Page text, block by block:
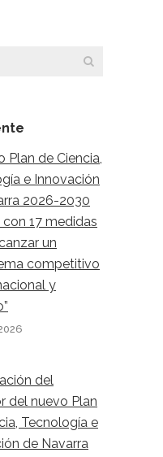
Plan de Ciencia,
e Innovación
2026-2030
17 medidas
un
competitivo
y
del
del nuevo Plan
Tecnología e
de Navarra